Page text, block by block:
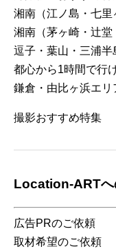
湘南（江ノ島・七里
湘南（茅ヶ崎・辻堂
逗子・葉山・三浦半
都心から1時間で行
鎌倉・由比ヶ浜エリ
撮影おすすめ特集
Location-ARTへ
広告PRのご依頼
取材希望のご依頼